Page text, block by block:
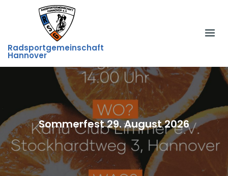
Radsportgemeinschaft
Hannover
Sommerfest 29. August 2026